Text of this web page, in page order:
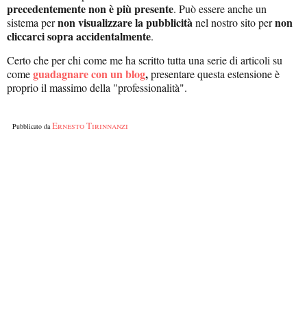
precedentemente non è più presente. Può essere anche un
sistema pernon visualizzare la pubblicitànel nostro sito pernon
cliccarci sopra accidentalmente.
Certo che per chi come me ha scritto tutta una serie di articoli su
comeguadagnare con un blog,presentare questa estensione è
proprio il massimo della "professionalità".
Pubblicato daErnesto Tirinnanzi